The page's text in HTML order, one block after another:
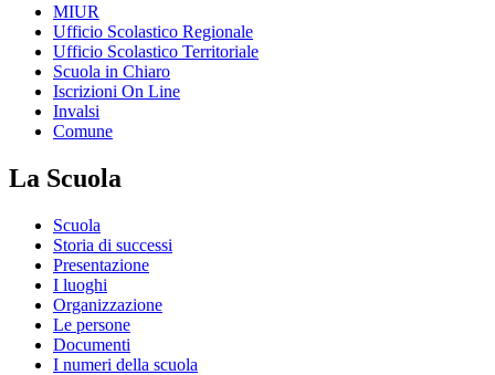
MIUR
Ufficio Scolastico Regionale
Ufficio Scolastico Territoriale
Scuola in Chiaro
Iscrizioni On Line
Invalsi
Comune
La Scuola
Scuola
Storia di successi
Presentazione
I luoghi
Organizzazione
Le persone
Documenti
I numeri della scuola